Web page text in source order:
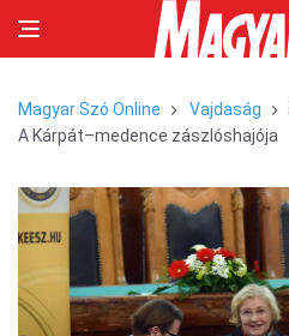
Magyar Szó Online Vajdaság
A Kárpát–medence zászlóshajója